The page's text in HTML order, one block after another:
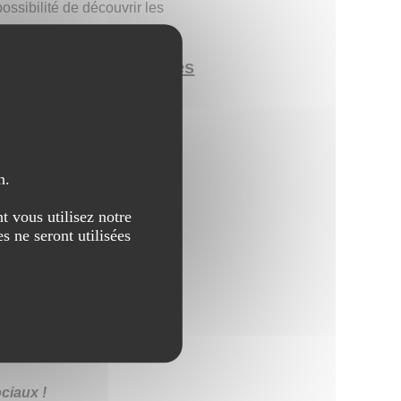
de découvrir les
le différencier des
nous-même leur volonté à
votre site ?
!
vous utilisez notre
ne seront utilisées